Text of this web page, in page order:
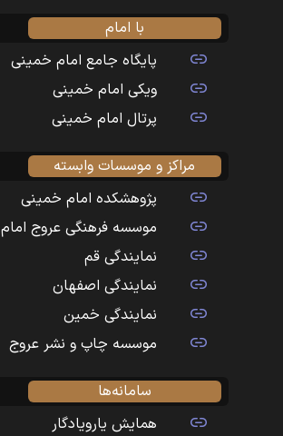
با امام
پایگاه جامع امام خمینی
ویکی امام خمینی
پرتال امام خمینی
مراکز و موسسات وابسته
پژوهشکده امام خمینی
موسسه فرهنگی عروج امام
نمایندگی قم
نمایندگی اصفهان
نمایندگی خمین
موسسه چاپ و نشر عروج
سامانه‌ها
همایش یارویادگار